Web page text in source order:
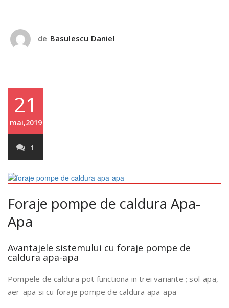
de Basulescu Daniel
21
mai,2019
1
Foraje pompe de caldura Apa-
Apa
Avantajele sistemului cu foraje pompe de
caldura apa-apa
Pompele de caldura pot functiona in trei variante ; sol-apa,
aer-apa si cu foraje pompe de caldura apa-apa